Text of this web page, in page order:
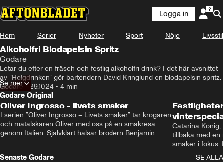
Logga in
Hem Serier Nyheter Sport Nöje Livsstil
Alkoholfri Blodapelsin Spritz
Godare
Letar du efter en fräsch och festlig alkoholfri drink? I det här avsnittet
av ”Helgdrinken” gör bartendern David Kringlund en blodapelsin spritz.
Godare • 29.10.24 • 4 min
Se mer
Godare Original
Oliver Ingrosso - livets smaker
I serien ”Oliver Ingrosso – Livets smaker” tar krögaren
och matälskaren Oliver med oss på en smakresa
genom Italien. Självklart hälsar brodern Benjamin
Catarina
tillbaka med en
smaker i fokus.
julfavoriter
Senaste Godare
SE ALLA